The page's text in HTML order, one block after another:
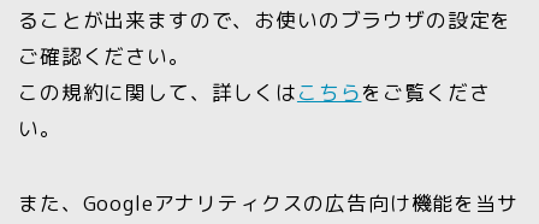
ることが出来ますので、お使いのブラウザの設定を
ご確認ください。
この規約に関して、詳しくはこちらをご覧くださ
い。
また、Googleアナリティクスの広告向け機能を当サ